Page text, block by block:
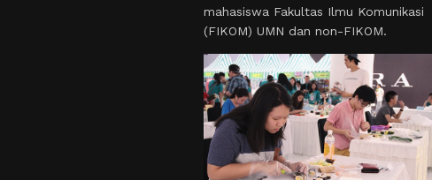
mahasiswa Fakultas Ilmu Komunikasi
(FIKOM) UMN dan non-FIKOM.